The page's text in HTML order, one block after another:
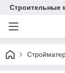
Строительные